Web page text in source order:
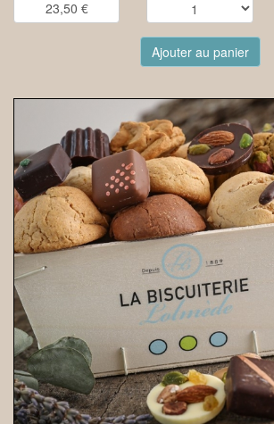
Ajouter au panier